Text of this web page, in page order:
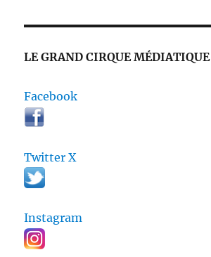
LE GRAND CIRQUE MÉDIATIQUE
Facebook
Twitter X
Instagram